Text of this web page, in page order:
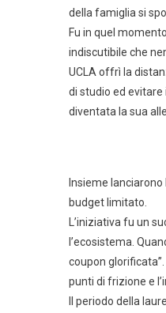
della famiglia si
Fu in quel
indiscutibile che
UCLA offrì la
di studio ed evitare
diventata la sua
Insieme lanciarono
budget limitato.
L’iniziativa fu un
l’ecosistema.
coupon
punti di frizione e
Il periodo della